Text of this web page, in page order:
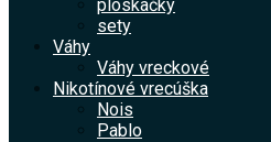
ploskačky
sety
Váhy
Váhy vreckové
Nikotínové vrecúška
Nois
Pablo